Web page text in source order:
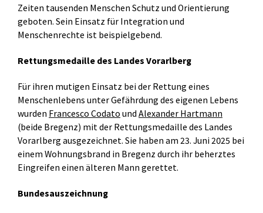
Zeiten tausenden Menschen Schutz und Orientierung
geboten. Sein Einsatz für Integration und
Menschenrechte ist beispielgebend.
Rettungsmedaille des Landes Vorarlberg
Für ihren mutigen Einsatz bei der Rettung eines
Menschenlebens unter Gefährdung des eigenen Lebens
wurden Francesco Codato und Alexander Hartmann
(beide Bregenz) mit der Rettungsmedaille des Landes
Vorarlberg ausgezeichnet. Sie haben am 23. Juni 2025 bei
einem Wohnungsbrand in Bregenz durch ihr beherztes
Eingreifen einen älteren Mann gerettet.
Bundesauszeichnung